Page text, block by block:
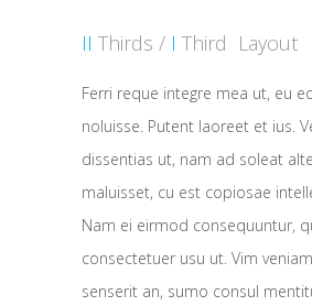
II Thirds / I Third Layout
Ferri reque integre mea ut, eu
noluisse. Putent laoreet et ius.
dissentias ut, nam ad soleat
maluisset, cu est copiosae
Nam ei eirmod consequuntur,
consectetuer usu ut. Vim
senserit an, sumo consul